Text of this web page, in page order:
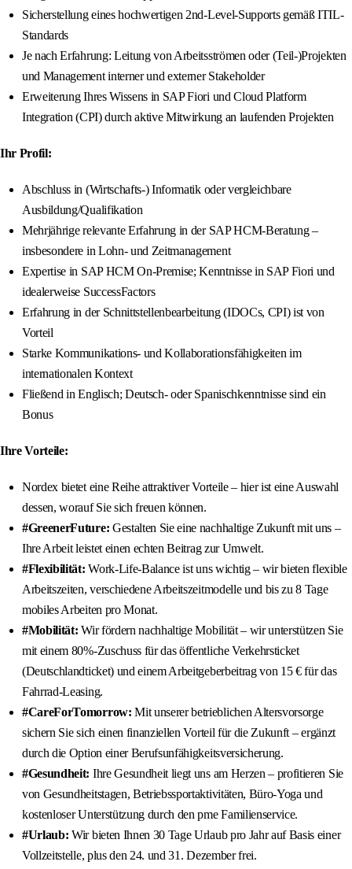
Sicherstellung eines hochwertigen 2nd-Level-Supports gemäß ITIL-
Standards
Je nach Erfahrung: Leitung von Arbeitsströmen oder (Teil-)Projekten
und Management interner und externer Stakeholder
Erweiterung Ihres Wissens in SAP Fiori und Cloud Platform
Integration (CPI) durch aktive Mitwirkung an laufenden Projekten
Ihr Profil:
Abschluss in (Wirtschafts-) Informatik oder vergleichbare
Ausbildung/Qualifikation
Mehrjährige relevante Erfahrung in der SAP HCM-Beratung –
insbesondere in Lohn- und Zeitmanagement
Expertise in SAP HCM On-Premise; Kenntnisse in SAP Fiori und
idealerweise SuccessFactors
Erfahrung in der Schnittstellenbearbeitung (IDOCs, CPI) ist von
Vorteil
Starke Kommunikations- und Kollaborationsfähigkeiten im
internationalen Kontext
Fließend in Englisch; Deutsch- oder Spanischkenntnisse sind ein
Bonus
Ihre Vorteile:
Nordex bietet eine Reihe attraktiver Vorteile – hier ist eine Auswahl
dessen, worauf Sie sich freuen können.
#GreenerFuture: Gestalten Sie eine nachhaltige Zukunft mit uns –
Ihre Arbeit leistet einen echten Beitrag zur Umwelt.
#Flexibilität: Work-Life-Balance ist uns wichtig – wir bieten flexible
Arbeitszeiten, verschiedene Arbeitszeitmodelle und bis zu 8 Tage
mobiles Arbeiten pro Monat.
#Mobilität: Wir fördern nachhaltige Mobilität – wir unterstützen Sie
mit einem 80%-Zuschuss für das öffentliche Verkehrsticket
(Deutschlandticket) und einem Arbeitgeberbeitrag von 15 € für das
Fahrrad-Leasing.
#CareForTomorrow: Mit unserer betrieblichen Altersvorsorge
sichern Sie sich einen finanziellen Vorteil für die Zukunft – ergänzt
durch die Option einer Berufsunfähigkeitsversicherung.
#Gesundheit: Ihre Gesundheit liegt uns am Herzen – profitieren Sie
von Gesundheitstagen, Betriebssportaktivitäten, Büro-Yoga und
kostenloser Unterstützung durch den pme Familienservice.
#Urlaub: Wir bieten Ihnen 30 Tage Urlaub pro Jahr auf Basis einer
Vollzeitstelle, plus den 24. und 31. Dezember frei.